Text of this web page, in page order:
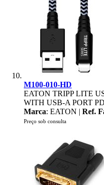
M100-010-HD
EATON TRIPP LITE
WITH USB-A PORT
Marca: EATON | Ref.
Preço sob consulta